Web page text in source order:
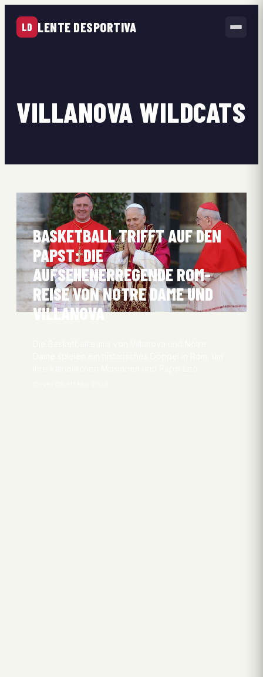
LD LENTE DESPORTIVA
VILLANOVA WILDCATS
BASKETBALL TRIFFT AUF DEN
PAPST: DIE
AUFSEHENERREGENDE ROM-
REISE VON NOTRE DAME UND
VILLANOVA